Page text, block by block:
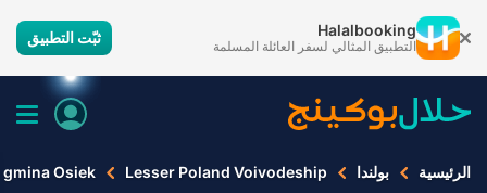
Halalbooking
التطبيق المثالي لسفر العائلة المسلمة ثبّت التطبيق
الرئيسية بولندا Lesser Poland Voivodeship
gmina Osiek